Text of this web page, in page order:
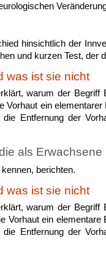
hinsichtlich der
und kurzen Test, der
was ist sie nicht
warum der
Vorhaut ein
Entfernung der
als
kennen, berichten.
was ist sie nicht
warum der
Vorhaut ein
Entfernung der